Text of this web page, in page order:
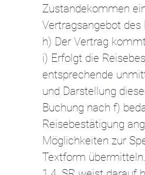
Zustandekommen
Vertragsangebot des
h) Der Vertrag
i) Erfolgt die
entsprechende
und Darstellung
Buchung nach f)
Reisebestätigung
Möglichkeiten zur
Textform übermitteln.